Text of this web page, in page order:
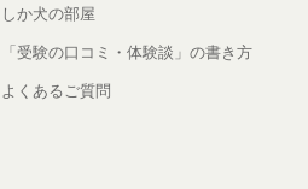
しか犬の部屋
「受験の口コミ・体験談」の書き方
よくあるご質問